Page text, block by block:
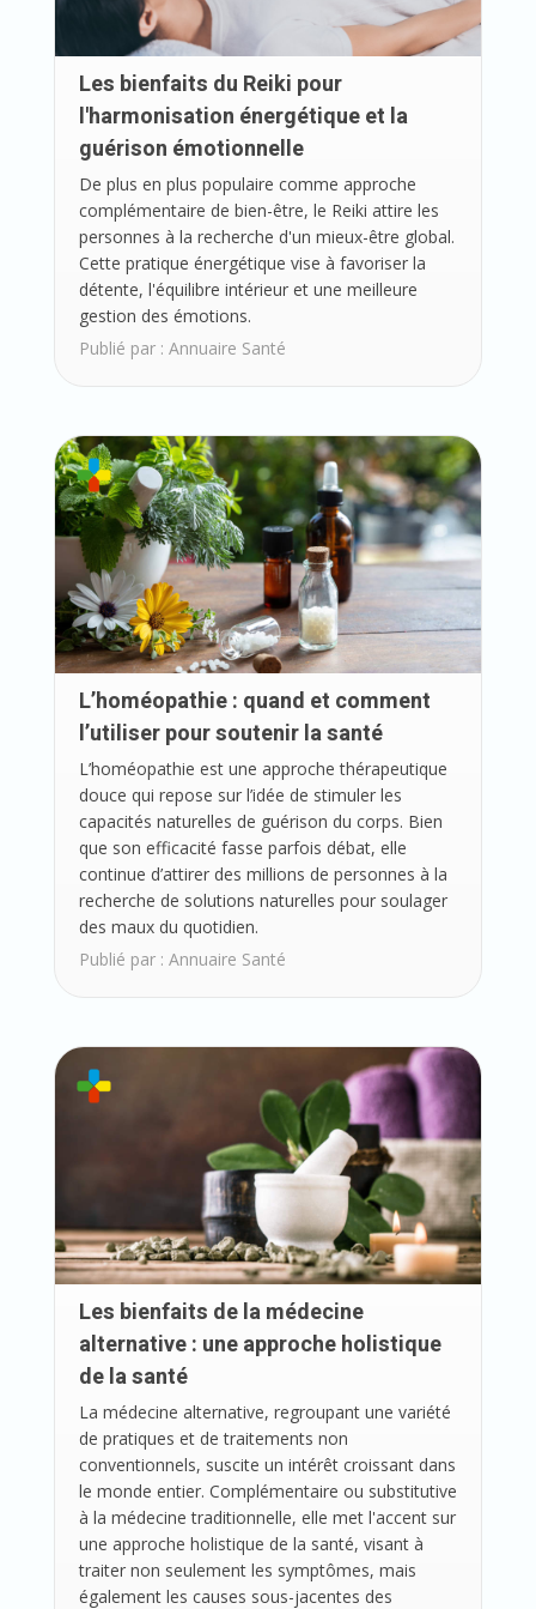
Les bienfaits du Reiki pour
l'harmonisation énergétique et la
guérison émotionnelle
De plus en plus populaire comme approche
complémentaire de bien-être, le Reiki attire les
personnes à la recherche d'un mieux-être global.
Cette pratique énergétique vise à favoriser la
détente, l'équilibre intérieur et une meilleure
gestion des émotions.
Publié par : Annuaire Santé
L’homéopathie : quand et comment
l’utiliser pour soutenir la santé
L’homéopathie est une approche thérapeutique
douce qui repose sur l’idée de stimuler les
capacités naturelles de guérison du corps. Bien
que son efficacité fasse parfois débat, elle
continue d’attirer des millions de personnes à la
recherche de solutions naturelles pour soulager
des maux du quotidien.
Publié par : Annuaire Santé
Les bienfaits de la médecine
alternative : une approche holistique
de la santé
La médecine alternative, regroupant une variété
de pratiques et de traitements non
conventionnels, suscite un intérêt croissant dans
le monde entier. Complémentaire ou substitutive
à la médecine traditionnelle, elle met l'accent sur
une approche holistique de la santé, visant à
traiter non seulement les symptômes, mais
également les causes sous-jacentes des